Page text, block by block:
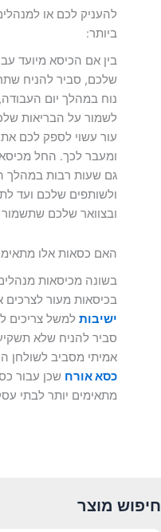
להעניק לכם או
ביותר:
בין אם הכיסא מיועד
שלכם, סביר להניח
נוח במהלך יום
לשמור על הבריאות
עור עשוי לספק לכם
ומעבר לכך. החל מכיסא
גם שעות רבות במהלך
ולשותפים שלכם ועד
ובצוואר שלכם
האם כסאות אלו
בשונה מכיסאות
בכיסאות מעור
ישיבות למשל צריכים
אמיתי מסביב לשולחן
כסא אורח שכן עבור
מתאימים יותר לבתי
חיפוש מוצר